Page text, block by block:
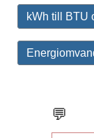
kWh till BTU
💬